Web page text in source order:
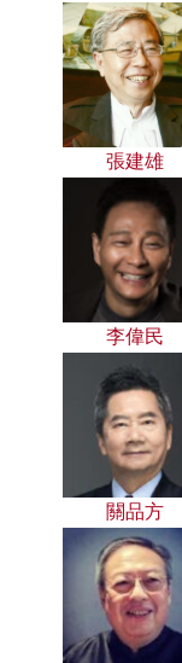
張建雄
李偉民
關品方